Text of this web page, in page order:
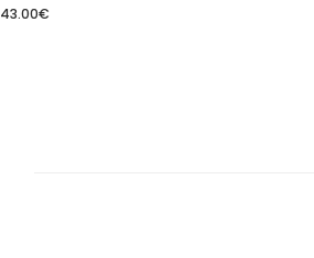
43.00€